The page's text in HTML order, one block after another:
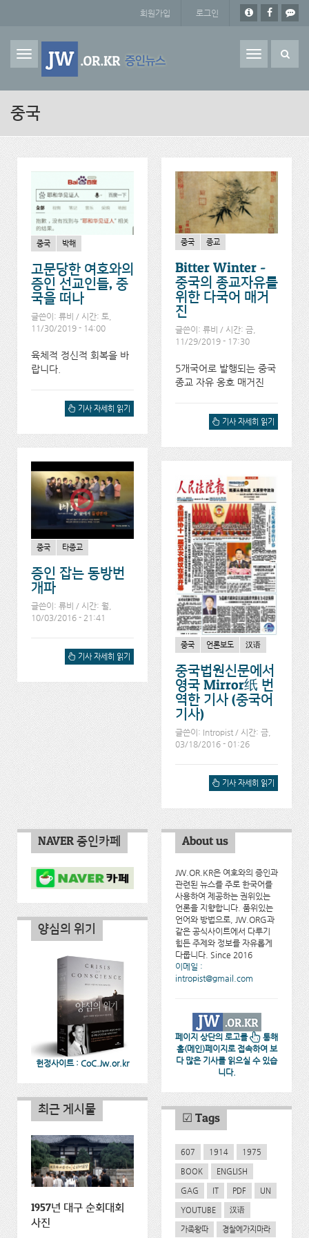
회원가입 로그인
Toggle
navigation
중국
중국 박해
고문당한 여호와의
증인 선교인들, 중
국을 떠나
글쓴이: 류비 / 시간: 토,
11/30/2019 - 14:00
육체적 정신적 회복을 바
랍니다.
고문당한 여호와의 증인 선
교인들, 중국을 떠나에 대해
기사 자세히 읽기
중국 종교
Bitter Winter -
중국의 종교자유를
위한 다국어 매거
진
글쓴이: 류비 / 시간: 금,
11/29/2019 - 17:30
5개국어로 발행되는 중국
종교 자유 옹호 매거진
BITTER WINTER - 중국의
종교자유를 위한 다국어 매
기사 자세히 읽기
중국 타종교
증인 잡는 동방번
개파
글쓴이: 류비 / 시간: 월,
10/03/2016 - 21:41
증인 잡는 동방번개파에 대
해서
기사 자세히 읽기
중국 언론보도 汉语
중국법원신문에서
영국 Mirror纸 번
역한 기사 (중국어
기사)
글쓴이: Intropist / 시간: 금,
03/18/2016 - 01:26
중국법원신문에서 영국
MIRROR纸 번역한 기사
기사 자세히 읽기
NAVER 증인카페 About us
JW.OR.KR은 여호와의 증인과
관련된 뉴스를 주로 한국어를
사용하여 제공하는 권위있는
언론을 지향합니다. 품위있는
언어와 방법으로, JW.ORG과
같은 공식사이트에서 다루기
힘든 주제와 정보를 자유롭게
다룹니다. Since 2016
이메일 :
intropist@gmail.com
페이지 상단의 로고를
통해
홈(메인)페이지로 접속하여 보
다 많은 기사를 읽으실 수 있습
니다.
양심의 위기
헌정사이트 : CoC.Jw.or.kr
최근 게시물
1957년 대구 순회대회
사진
☑ Tags
607 1914 1975
BOOK ENGLISH
GAG IT PDF UN
YOUTUBE 汉语
가족왕따 경찰에가지마라